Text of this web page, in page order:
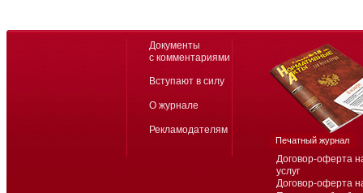
Договор-оферта
услуг
Договор-оферта
Документы
с комментариями
Вступают в силу
О журнале
Рекламодателям
Печатный журнал